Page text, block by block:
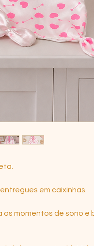
em caixinhas.
momentos de sono e